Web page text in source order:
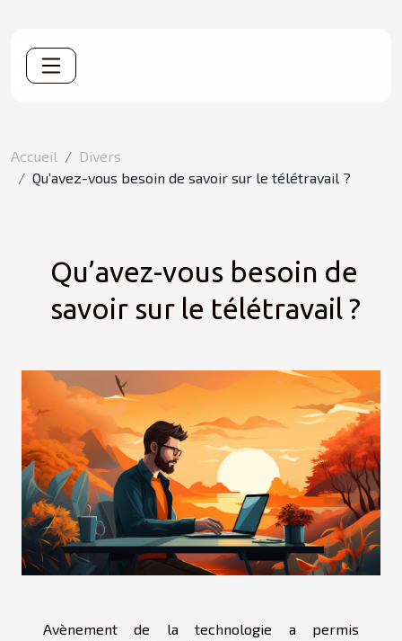
Accueil
Divers
Qu’avez-vous besoin de savoir sur le télétravail ?
Qu’avez-vous besoin de
savoir sur le télétravail ?
Avènement de la technologie a permis